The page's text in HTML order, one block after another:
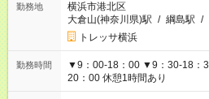
勤務地
横浜市港北区
大倉山(神奈川県)駅 / 綱島駅 /
トレッサ横浜
勤務時間
▼9：00-18：00 ▼9：30-18：
20：00 休憩1時間あり